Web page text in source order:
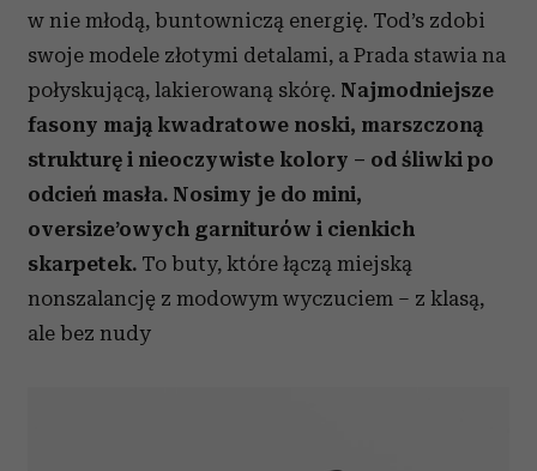
w nie młodą, buntowniczą energię. Tod’s zdobi
swoje modele złotymi detalami, a Prada stawia na
połyskującą, lakierowaną skórę. Najmodniejsze
fasony mają kwadratowe noski, marszczoną
strukturę i nieoczywiste kolory – od śliwki po
odcień masła. Nosimy je do mini,
oversize’owych garniturów i cienkich
skarpetek. To buty, które łączą miejską
nonszalancję z modowym wyczuciem – z klasą,
ale bez nudy